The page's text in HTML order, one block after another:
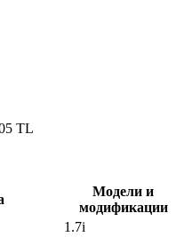
TL
Модели и
модификации
1.7i